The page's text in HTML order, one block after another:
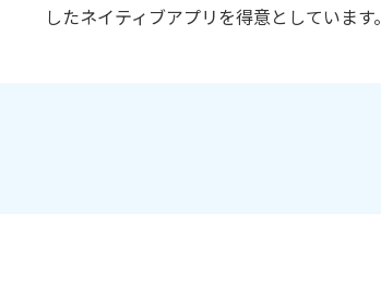
したネイティブアプリを得意としています。